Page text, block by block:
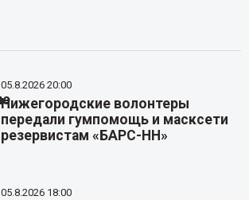
05.8.2026 20:00
Нижегородские волонтеры
передали гумпомощь и масксети
резервистам «БАРС-НН»
05.8.2026 18:00